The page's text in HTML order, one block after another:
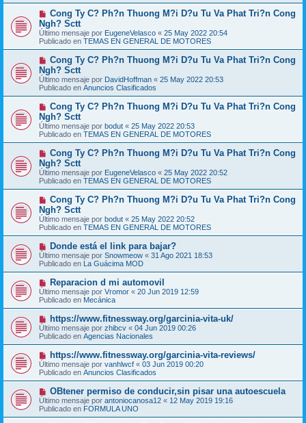
a
m
e
n
s
a
e
N
e
v
o
m
e
n
s
a
e
Cong Ty C? Ph?n Thuong M?i D?u Tu Va Phat Tri?n Cong
Ngh? Sctt
Último mensaje por EugeneVelasco « 25 May 2022 20:54
Publicado en TEMAS EN GENERAL DE MOTORES
N
e
v
o
m
e
n
s
a
e
Cong Ty C? Ph?n Thuong M?i D?u Tu Va Phat Tri?n Cong
Ngh? Sctt
Último mensaje por DavidHoffman « 25 May 2022 20:53
Publicado en Anuncios Clasificados
N
e
v
o
m
e
n
s
a
e
Cong Ty C? Ph?n Thuong M?i D?u Tu Va Phat Tri?n Cong
Ngh? Sctt
Último mensaje por bodut « 25 May 2022 20:53
Publicado en TEMAS EN GENERAL DE MOTORES
N
e
v
o
m
e
n
s
a
e
Cong Ty C? Ph?n Thuong M?i D?u Tu Va Phat Tri?n Cong
Ngh? Sctt
Último mensaje por EugeneVelasco « 25 May 2022 20:52
Publicado en TEMAS EN GENERAL DE MOTORES
N
e
v
o
m
n
s
a
e
Cong Ty C? Ph?n Thuong M?i D?u Tu Va Phat Tri?n Cong
Ngh? Sctt
Último mensaje por bodut « 25 May 2022 20:52
Publicado en TEMAS EN GENERAL DE MOTORES
N
u
e
v
o
m
e
n
s
j
e
Donde está el link para bajar?
Último mensaje por Snowmeow « 31 Ago 2021 18:53
Publicado en La Guácima MOD
N
u
e
v
o
m
e
n
s
j
e
Reparacion d mi automovil
Último mensaje por Vromor « 20 Jun 2019 12:59
Publicado en Mecánica
N
u
e
v
o
m
e
n
s
a
j
e
https://www.fitnessway.org/garcinia-vita-uk/
Último mensaje por zhibcv « 04 Jun 2019 00:26
Publicado en Agencias Nacionales
N
u
e
v
m
e
n
s
https://www.fitnessway.org/garcinia-vita-reviews/
Último mensaje por vanhlwcf « 03 Jun 2019 00:20
Publicado en Anuncios Clasificados
N
u
e
v
OBtener permiso de conducir,sin pisar una autoescuela
Último mensaje por antoniocanosa12 « 12 May 2019 19:16
Publicado en FORMULA UNO